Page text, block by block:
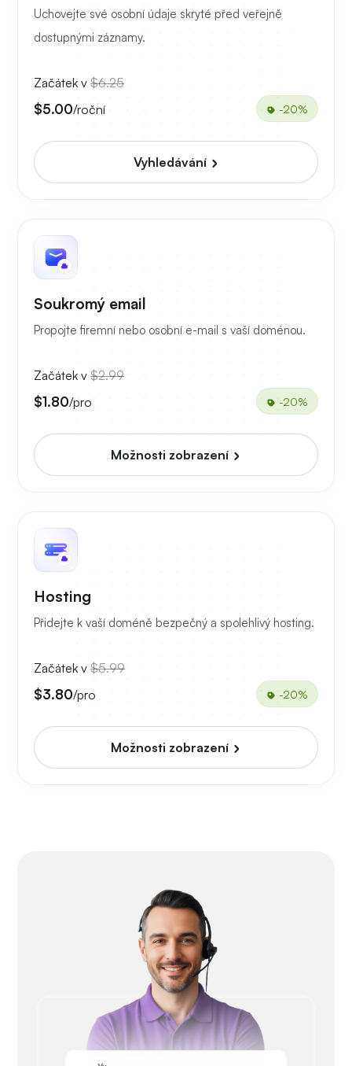
Uchovejte své osobní údaje skryté před veřejně
dostupnými záznamy.
Začátek v $6.25
$5.00/roční -20%
Vyhledávání
Soukromý email
Propojte firemní nebo osobní e-mail s vaší doménou.
Začátek v $2.99
$1.80/pro -20%
Možnosti zobrazení
Hosting
Přidejte k vaší doméně bezpečný a spolehlivý hosting.
Začátek v $5.99
$3.80/pro -20%
Možnosti zobrazení